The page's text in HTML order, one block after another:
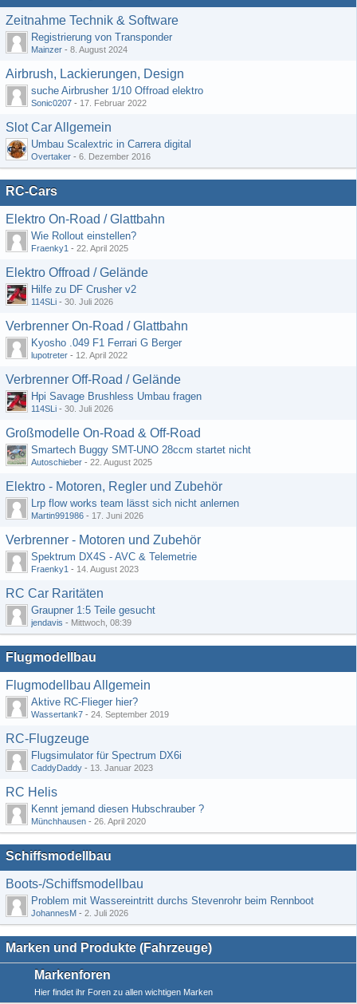
Zeitnahme Technik & Software
Registrierung von Transponder
Mainzer - 8. August 2024
Airbrush, Lackierungen, Design
suche Airbrusher 1/10 Offroad elektro
Sonic0207 - 17. Februar 2022
Slot Car Allgemein
Umbau Scalextric in Carrera digital
Overtaker - 6. Dezember 2016
RC-Cars
Elektro On-Road / Glattbahn
Wie Rollout einstellen?
Fraenky1 - 22. April 2025
Elektro Offroad / Gelände
Hilfe zu DF Crusher v2
114SLi - 30. Juli 2026
Verbrenner On-Road / Glattbahn
Kyosho .049 F1 Ferrari G Berger
lupotreter - 12. April 2022
Verbrenner Off-Road / Gelände
Hpi Savage Brushless Umbau fragen
114SLi - 30. Juli 2026
Großmodelle On-Road & Off-Road
Smartech Buggy SMT-UNO 28ccm startet nicht
Autoschieber - 22. August 2025
Elektro - Motoren, Regler und Zubehör
Lrp flow works team lässt sich nicht anlernen
Martin991986 - 17. Juni 2026
Verbrenner - Motoren und Zubehör
Spektrum DX4S - AVC & Telemetrie
Fraenky1 - 14. August 2023
RC Car Raritäten
Graupner 1:5 Teile gesucht
jendavis - Mittwoch, 08:39
Flugmodellbau
Flugmodellbau Allgemein
Aktive RC-Flieger hier?
Wassertank7 - 24. September 2019
RC-Flugzeuge
Flugsimulator für Spectrum DX6i
CaddyDaddy - 13. Januar 2023
RC Helis
Kennt jemand diesen Hubschrauber ?
Münchhausen - 26. April 2020
Schiffsmodellbau
Boots-/Schiffsmodellbau
Problem mit Wassereintritt durchs Stevenrohr beim Rennboot
JohannesM - 2. Juli 2026
Marken und Produkte (Fahrzeuge)
Markenforen
Hier findet ihr Foren zu allen wichtigen Marken